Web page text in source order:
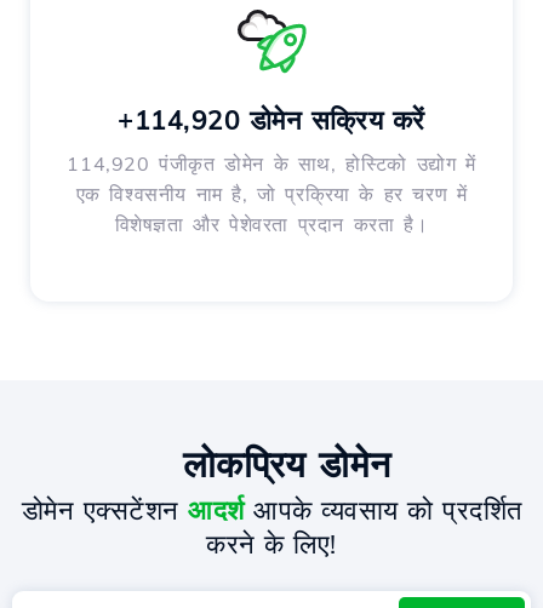
+114,920 डोमेन सक्रिय करें
114,920 पंजीकृत डोमेन के साथ, होस्टिको उद्योग में
एक विश्वसनीय नाम है, जो प्रक्रिया के हर चरण में
विशेषज्ञता और पेशेवरता प्रदान करता है।
लोकप्रिय डोमेन
डोमेन एक्सटेंशन आदर्शआपके व्यवसाय को प्रदर्शित
करने के लिए!